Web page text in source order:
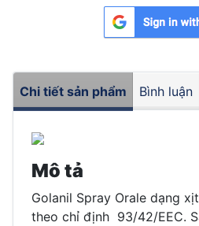
Chi tiết sản phẩm Bình luận
Mô tả
Golanil Spray Orale dạng
theo chỉ định 93/42/EEC.